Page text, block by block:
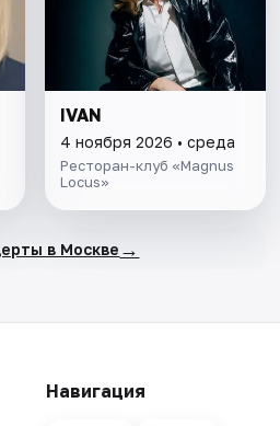
IVAN
4 ноября 2026 • среда
Ресторан-клуб «Magnus
Locus»
в Москве →
Навигация